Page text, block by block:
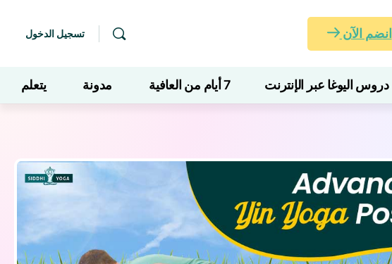
انضم الآن تسجيل الدخول
دروس اليوغا عبر الإنترنت 7 أيام من العافية مدونة يتعلم